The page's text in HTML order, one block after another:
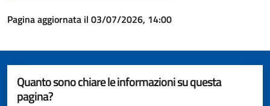
Pagina aggiornata il 03/07/2026, 14:00
Quanto sono chiare le informazioni su questa
pagina?